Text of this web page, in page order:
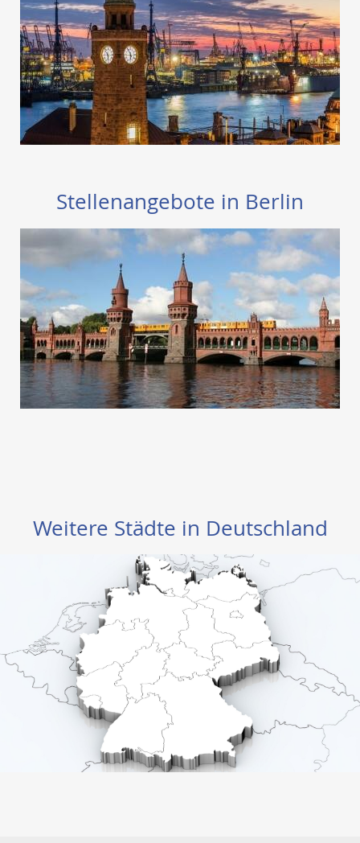
Stellenangebote in Berlin
Weitere Städte in Deutschland